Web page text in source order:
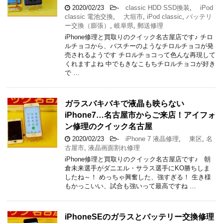
2020/02/23 - classic HDD SSD換装
iPod
classic 電池交換
大垣市 iPod classic
バッテリ
ー交換（膨張）
岐阜県 郵送修理
iPhone修理と買取りのクイック名古屋店です♪ チロ
ルチョコから、バスチーのようなチロルチョコが発
売されるようです チロルチョコって色んな再現して
くれますよね 中でもきなこもちチロルチョコが好き
で …
ガラスバキバキで液晶も映らない
iPhone7…名古屋市からご来店！アイフォ
ン修理のクイック名古屋
2020/02/23 - iPhone 7 液晶修理 東区 名
古屋市 液晶画面割れ修理
iPhone修理と買取りのクイック名古屋店です♪ 朝
倉未来選手がダニエル・サラス選手にKO勝ちしま
したね～！ めっちゃ興奮した、強すぎる！ 生き様
もかっこいい、試合も強いって最高ですね …
iPhoneSEのガラスとバッテリー交換修理